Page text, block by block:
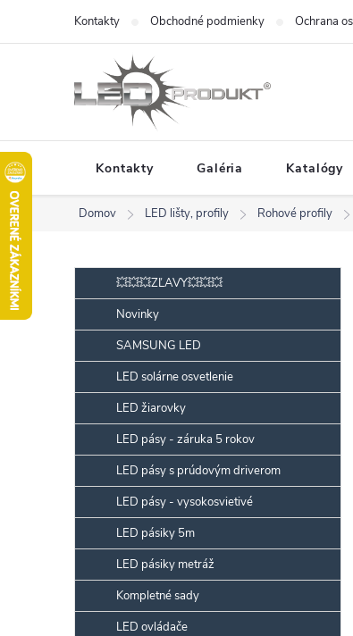
obsah
Kontakty Obchodné podmienky Ochrana
Kontakty Galéria Katalógy
Domov LED lišty, profily Rohové profily
o
č
n
a
n
e
Preskočiť
kategórie💥💥💥ZĽAVY💥💥💥
Novinky
SAMSUNG LED
LED solárne osvetlenie
LED žiarovky
LED pásy - záruka 5 rokov
LED pásy s prúdovým driverom
LED pásy - vysokosvietivé
LED pásiky 5m
LED pásiky metráž
Kompletné sady
LED ovládače